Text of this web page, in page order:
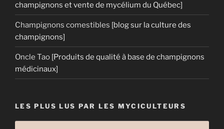
champignons et vente de mycélium du Québec]
Champignons comestibles [blog sur la culture des
champignons]
Oncle Tao [Produits de qualité à base de champignons
médicinaux]
LES PLUS LUS PAR LES MYCICULTEURS